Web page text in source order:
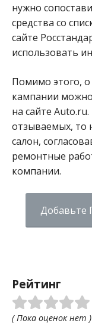
нужно
средства со
сайте
использовать
Помимо этого,
кампании
на сайте
отзываемых, то
салон,
ремонтные
компании.
Добавьте
Рейтинг
( Пока оценок нет )